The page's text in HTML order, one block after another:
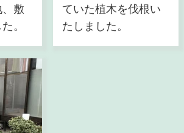
敷
。
ていた植木を伐根い
たしました。